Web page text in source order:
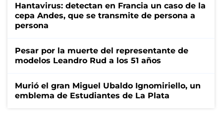
Hantavirus: detectan en Francia un caso de la
cepa Andes, que se transmite de persona a
persona
Pesar por la muerte del representante de
modelos Leandro Rud a los 51 años
Murió el gran Miguel Ubaldo Ignomiriello, un
emblema de Estudiantes de La Plata